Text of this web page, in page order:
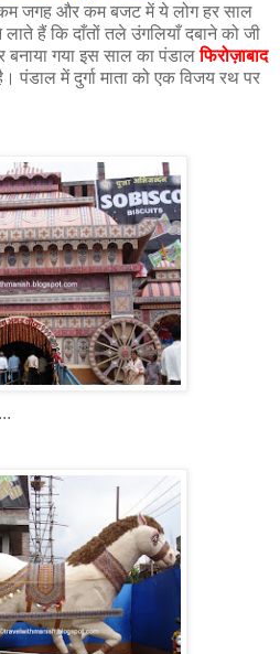
जगह और कम बजट में ये लोग हर साल
हैं कि दाँतों तले उंगलियाँ दबाने को जी
बनाया गया इस साल का पंडालफिरोज़ाबाद
पंडाल में दुर्गा माता को एक विजय रथ पर